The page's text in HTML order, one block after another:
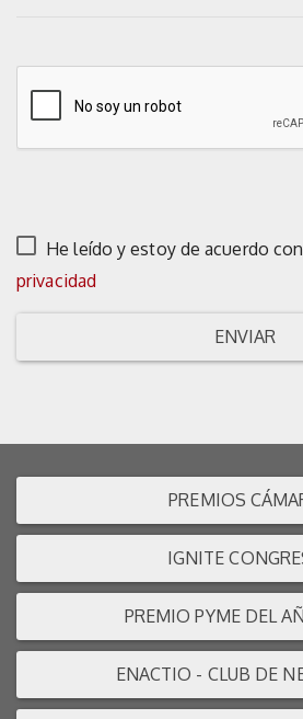
He leído y estoy de acuerdo
privacidad
ENVIAR
PREMIOS
IGNITE
PREMIO PYME DEL
ENACTIO - CLUB DE